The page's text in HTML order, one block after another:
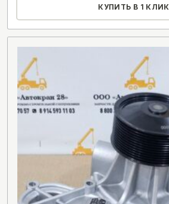
КУПИТЬ В 1 КЛИК